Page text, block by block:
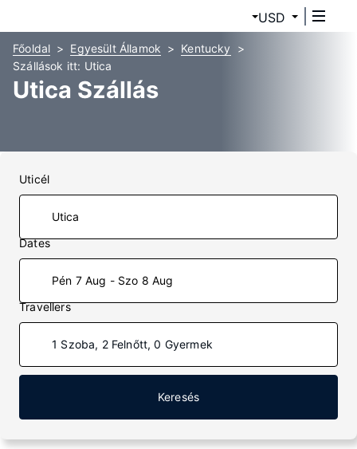
USD
Főoldal Egyesült Államok
Kentucky
Szállások itt: Utica
Utica Szállás
Uticél
Dates
Pén 7 Aug - Szo 8 Aug
Travellers
1 Szoba, 2 Felnőtt, 0 Gyermek
Keresés